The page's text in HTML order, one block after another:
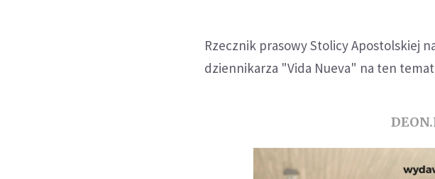
Rzecznik prasowy Stolicy Apostolskiej
dziennikarza "Vida Nueva" na ten